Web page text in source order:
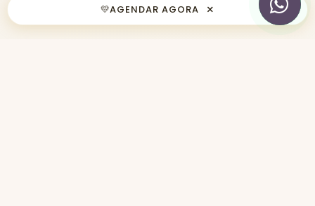
💛AGENDAR AGORA ×